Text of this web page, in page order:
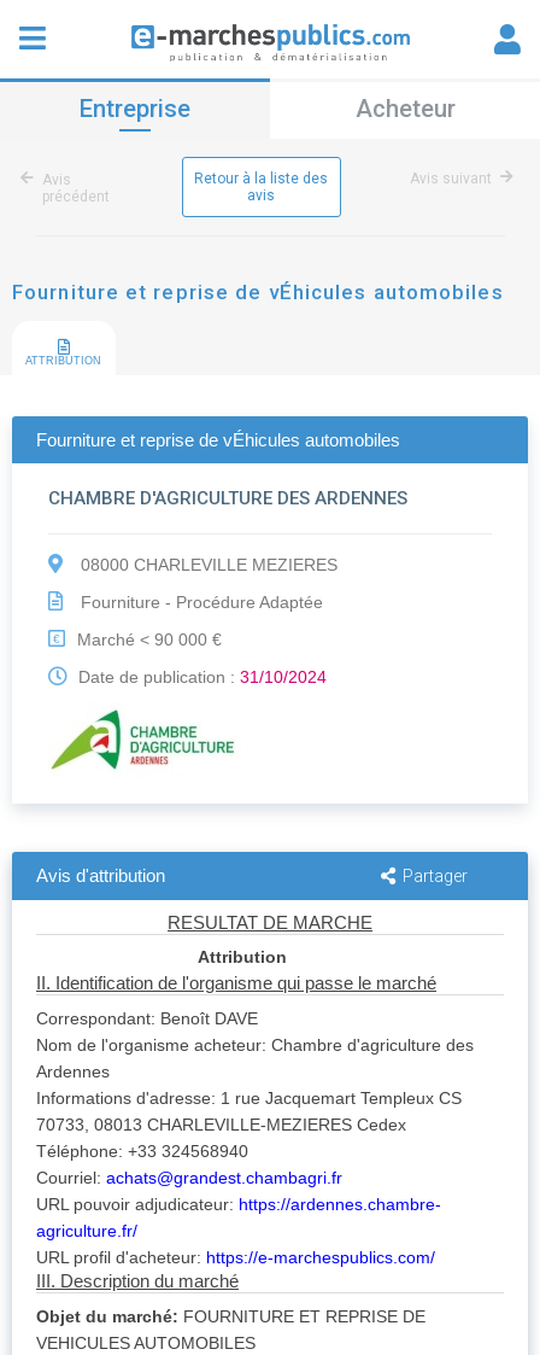
Entreprise Acheteur
Avis
précédent
Retour à la liste des
avis
Avis suivant
Fourniture et reprise de vÉhicules automobiles
ATTRIBUTION
Fourniture et reprise de vÉhicules automobiles
CHAMBRE D'AGRICULTURE DES ARDENNES
08000 CHARLEVILLE MEZIERES
Fourniture - Procédure Adaptée
€
Marché < 90 000 €
Date de publication : 31/10/2024
Avis d'attribution Partager
RESULTAT DE MARCHE
Attribution
II. Identification de l'organisme qui passe le marché
Correspondant: Benoît DAVE
Nom de l'organisme acheteur: Chambre d'agriculture des
Ardennes
Informations d'adresse: 1 rue Jacquemart Templeux CS
70733, 08013 CHARLEVILLE-MEZIERES Cedex
Téléphone: +33 324568940
Courriel: achats@grandest.chambagri.fr
URL pouvoir adjudicateur: https://ardennes.chambre-
agriculture.fr/
URL profil d'acheteur: https://e-marchespublics.com/
III. Description du marché
Objet du marché: FOURNITURE ET REPRISE DE
VEHICULES AUTOMOBILES